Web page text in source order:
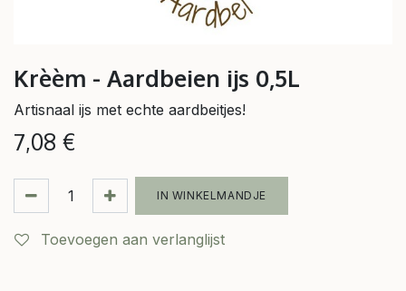
Krèèm - Aardbeien ijs 0,5L
Artisnaal ijs met echte aardbeitjes!
7,08 €
IN WINKELMANDJE
Toevoegen aan verlanglijst